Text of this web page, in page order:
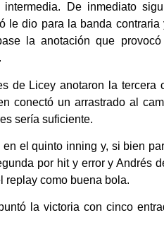
De inmediato
le dio para la banda
la anotación que
de Licey anotaron la tercera
conectó un arrastrado al
sería suficiente.
el quinto inning y, si bien
por hit y error y Andrés
replay como buena bola.
la victoria con cinco